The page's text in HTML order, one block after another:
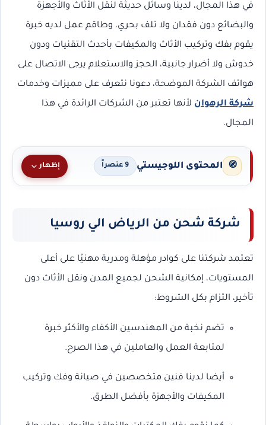
في هذا المجال، لدينا وسائل حديثة لنقل الأثاث والأجهزة
والبضائع دون فقدان ولا تلف بحري، وطاقم عمل لديه خبرة
يقوم بفك وتركيب الأثاث والمكيفات بأحدث التقنيات ودون
خدوش ولا أضرار جانبية، الحجز والاستعلام يرجى الاتصال على
هواتف الشركة الموضحة، دعونا نتعرف على مميزات وخدمات
شركة الرهوان لأنها تعتبر من الشركات الرائدة في هذا
المجال.
🧭 المحتوى اللوجيستي 9 عنصراً إظهار
شركة شحن من الرياض الي روسيا
تعتمد شركتنا على كوادر مؤهلة ومدربة مهنيًا على أعلى
المستويات، إمكانية الشحن لجميع المدن ونقل الأثاث دون
تأخير، التزام بكل الشروط:
تضم نخبة من المهندسين الأكفاء والأكثر خبرة
لمتابعة العمل والعاملين في هذا الصرح.
أيضا لدينا فنين متخصصين في صيانة وفك وتركيب
المكيفات والأجهزة بأفضل الطرق.